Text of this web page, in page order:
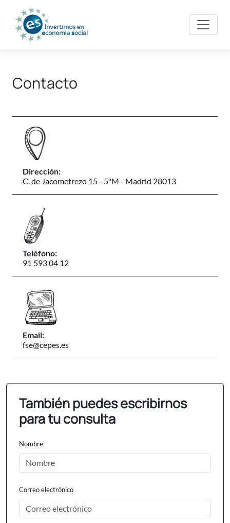
Contacto
Dirección:
C. de Jacometrezo 15 - 5ºM - Madrid 28013
Teléfono:
91 593 04 12
Email:
fse@cepes.es
También puedes escribirnos
para tu consulta
Nombre
Correo electrónico